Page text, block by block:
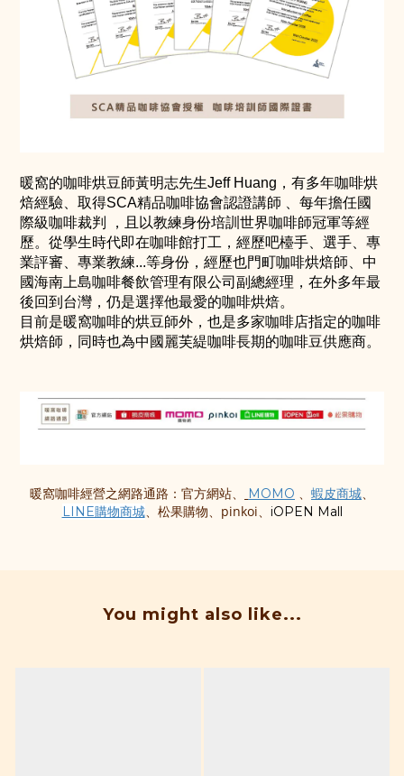
暖窩的咖啡烘豆師黃明志先生Jeff Huang，有多年咖啡烘
焙經驗、取得SCA精品咖啡協會認證講師 、每年擔任國
際級咖啡裁判 ，且以教練身份培訓世界咖啡師冠軍等經
歷。從學生時代即在咖啡館打工，經歷吧檯手、選手、專
業評審、專業教練...等身份，經歷也門町咖啡烘焙師、中
國海南上島咖啡餐飲管理有限公司副總經理，在外多年最
後回到台灣，仍是選擇他最愛的咖啡烘焙。
目前是暖窩咖啡的烘豆師外，也是多家咖啡店指定的咖啡
烘焙師，同時也為中國麗芙緹咖啡長期的咖啡豆供應商。
暖窩咖啡經營之網路通路：官方網站、 MOMO 、 蝦皮商城、
LINE購物商城、松果購物、pinkoi、 iOPEN Mall
You might also like...